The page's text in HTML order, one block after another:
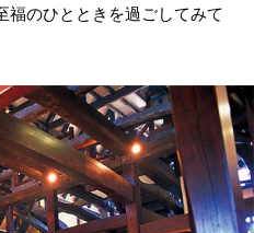
福のひとときを過ごしてみて